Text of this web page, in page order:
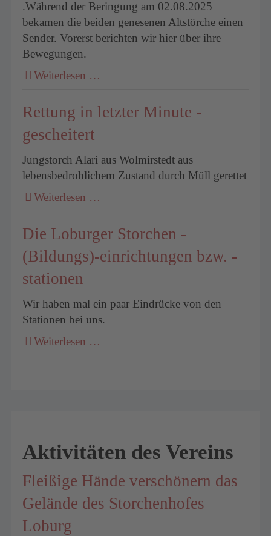
.Während der Beringung am 02.08.2025
bekamen die beiden genesenen Altstörche einen
Sender. Vorerst berichten wir hier über ihre
Bewegungen.
Weiterlesen …
Rettung in letzter Minute -
gescheitert
Jungstorch Alari aus Wolmirstedt aus
lebensbedrohlichem Zustand durch Müll gerettet
Weiterlesen …
Die Loburger Storchen -
(Bildungs)-einrichtungen bzw. -
stationen
Wir haben mal ein paar Eindrücke von den
Stationen bei uns.
Weiterlesen …
Aktivitäten des Vereins
Fleißige Hände verschönern das
Gelände des Storchenhofes
Loburg